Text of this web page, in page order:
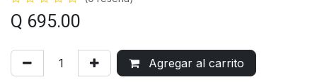
Q 695.00
Agregar al carrito